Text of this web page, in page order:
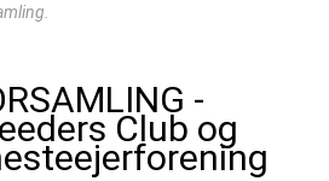
-
Club og